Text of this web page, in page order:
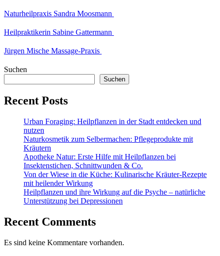
Naturheilpraxis Sandra Moosmann
Heilpraktikerin Sabine Gattermann
Jürgen Mische Massage-Praxis
Suchen
Suchen
Recent Posts
Urban Foraging: Heilpflanzen in der Stadt entdecken und
nutzen
Naturkosmetik zum Selbermachen: Pflegeprodukte mit
Kräutern
Apotheke Natur: Erste Hilfe mit Heilpflanzen bei
Insektenstichen, Schnittwunden & Co.
Von der Wiese in die Küche: Kulinarische Kräuter-Rezepte
mit heilender Wirkung
Heilpflanzen und ihre Wirkung auf die Psyche – natürliche
Unterstützung bei Depressionen
Recent Comments
Es sind keine Kommentare vorhanden.